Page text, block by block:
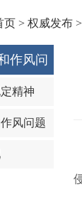
页 > 权威发布 >
作风问
精神
风问题